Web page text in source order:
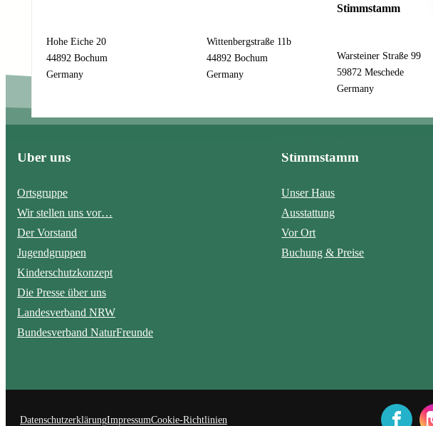
r
i
c
E
M
i
l
A
d
r
e
s
e
Absenden
Hohe Eiche 20
44892 Bochum
Germany
Wittenbergstraße 11b
44892 Bochum
Germany
Stimmstamm
Warsteiner Straße 99
59872 Meschede
Germany
Über uns
Ortsgruppe
Wir stellen uns vor…
Der Vorstand
Jugendgruppen
Kinderschutzkonzept
Die Presse über uns
Landesverband NRW
Bundesverband NaturFreunde
Stimmstamm
Unser Haus
Ausstattung
Vor Ort
Buchung & Preise
DatenschutzerklärungImpressumCookie-Richtlinien